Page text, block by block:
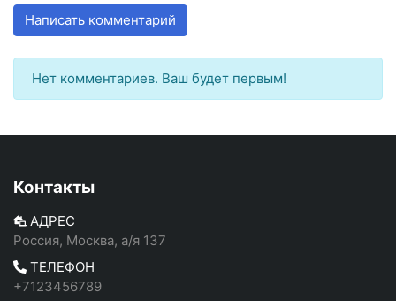
Написать комментарий
Нет комментариев. Ваш будет первым!
Контакты
АДРЕС
Россия, Москва, а/я 137
ТЕЛЕФОН
+7123456789